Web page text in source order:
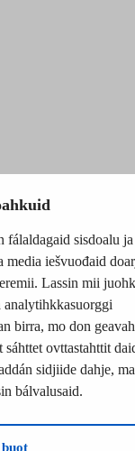
fálaldagaid sisdoalu ja
media iešvuođaid
Lassin mii
analytihkkasuorggi
birra, mo don
ovttastahttit
sidjiide dahje,
bálvalusaid.